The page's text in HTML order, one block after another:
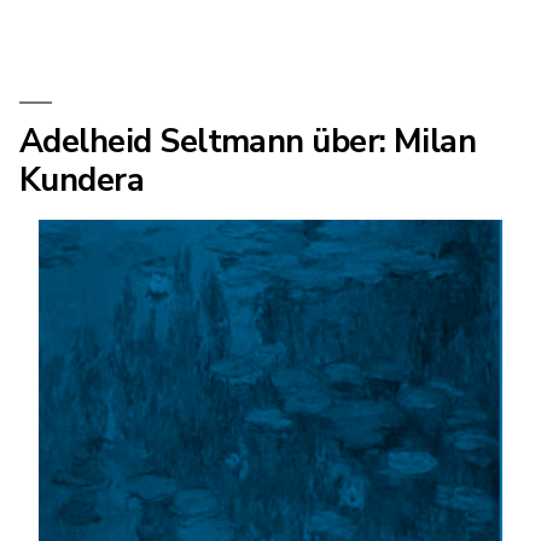
Adelheid Seltmann über: Milan
Kundera